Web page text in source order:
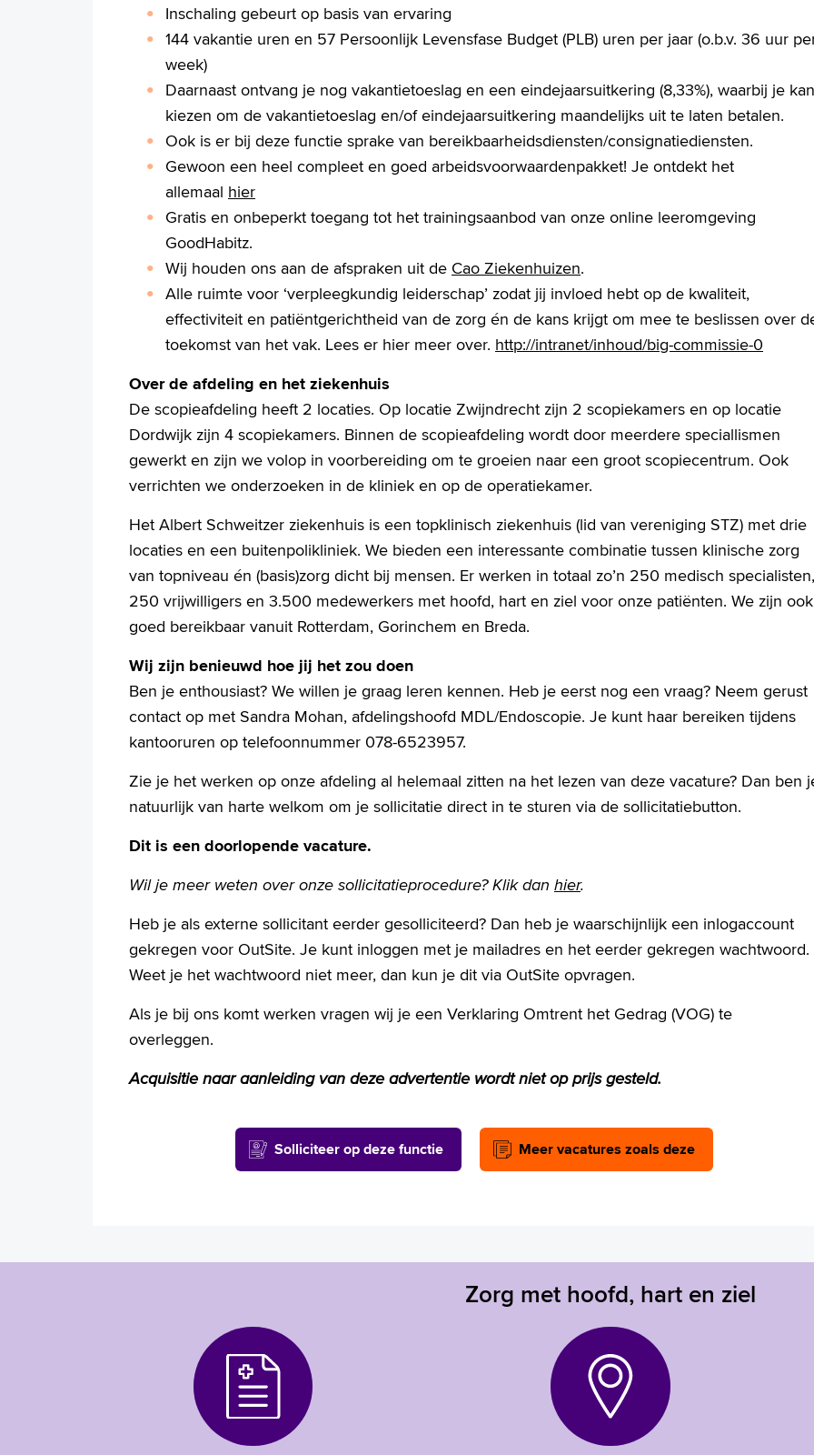
Inschaling gebeurt op basis van ervaring
144 vakantie uren en 57 Persoonlijk Levensfase Budget (PLB) uren per jaar (o.b.v. 36 uur
week)
Daarnaast ontvang je nog vakantietoeslag en een eindejaarsuitkering (8,33%), waarbij je kan
kiezen om de vakantietoeslag en/of eindejaarsuitkering maandelijks uit te laten betalen.
Ook is er bij deze functie sprake van bereikbaarheidsdiensten/consignatiediensten.
Gewoon een heel compleet en goed arbeidsvoorwaardenpakket! Je ontdekt het
allemaal hier
Gratis en onbeperkt toegang tot het trainingsaanbod van onze online leeromgeving
GoodHabitz.
Wij houden ons aan de afspraken uit de Cao Ziekenhuizen.
Alle ruimte voor ‘verpleegkundig leiderschap’ zodat jij invloed hebt op de kwaliteit,
effectiviteit en patiëntgerichtheid van de zorg én de kans krijgt om mee te beslissen over
toekomst van het vak. Lees er hier meer over. http://intranet/inhoud/big-commissie-0
Over de afdeling en het ziekenhuis
De scopieafdeling heeft 2 locaties. Op locatie Zwijndrecht zijn 2 scopiekamers en op locatie
Dordwijk zijn 4 scopiekamers. Binnen de scopieafdeling wordt door meerdere speciallismen
gewerkt en zijn we volop in voorbereiding om te groeien naar een groot scopiecentrum. Ook
verrichten we onderzoeken in de kliniek en op de operatiekamer.
Het Albert Schweitzer ziekenhuis is een topklinisch ziekenhuis (lid van vereniging STZ) met drie
locaties en een buitenpolikliniek. We bieden een interessante combinatie tussen klinische zorg
van topniveau én (basis)zorg dicht bij mensen. Er werken in totaal zo’n 250 medisch specialisten,
250 vrijwilligers en 3.500 medewerkers met hoofd, hart en ziel voor onze patiënten. We zijn ook
goed bereikbaar vanuit Rotterdam, Gorinchem en Breda.
Wij zijn benieuwd hoe jij het zou doen
Ben je enthousiast? We willen je graag leren kennen. Heb je eerst nog een vraag? Neem gerust
contact op met Sandra Mohan, afdelingshoofd MDL/Endoscopie. Je kunt haar bereiken tijdens
kantooruren op telefoonnummer 078-6523957.
Zie je het werken op onze afdeling al helemaal zitten na het lezen van deze vacature? Dan ben
natuurlijk van harte welkom om je sollicitatie direct in te sturen via de sollicitatiebutton.
Dit is een doorlopende vacature.
Wil je meer weten over onze sollicitatieprocedure? Klik dan hier.
Heb je als externe sollicitant eerder gesolliciteerd? Dan heb je waarschijnlijk een inlogaccount
gekregen voor OutSite. Je kunt inloggen met je mailadres en het eerder gekregen wachtwoord.
Weet je het wachtwoord niet meer, dan kun je dit via OutSite opvragen.
Als je bij ons komt werken vragen wij je een Verklaring Omtrent het Gedrag (VOG) te
overleggen.
Acquisitie naar aanleiding van deze advertentie wordt niet op prijs gesteld.
Solliciteer op deze functie Meer vacatures zoals deze
Zorg met hoofd, hart en ziel